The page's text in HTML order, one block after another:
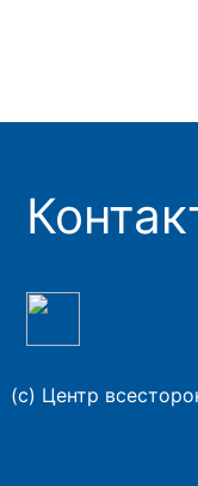
(с) Центр